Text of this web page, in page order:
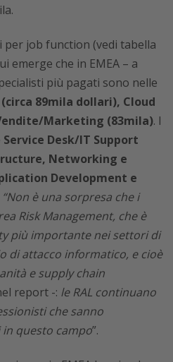
per job function (vedi tabella
emerge che in EMEA – a
più pagati sono nelle
89mila dollari), Cloud
Marketing (83mila). I
Service Desk/IT Support
Networking e
Development e
“Non è una sorpresa che i
Risk Management, che è
più importante nei settori di
di attacco informatico, e cioè
e supply chain
report -: le RAL continuano
che sanno
questo campo”.